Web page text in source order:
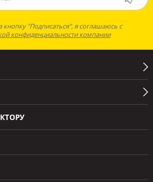
"Подписаться", я соглашаюсь с
конфиденциальности компании